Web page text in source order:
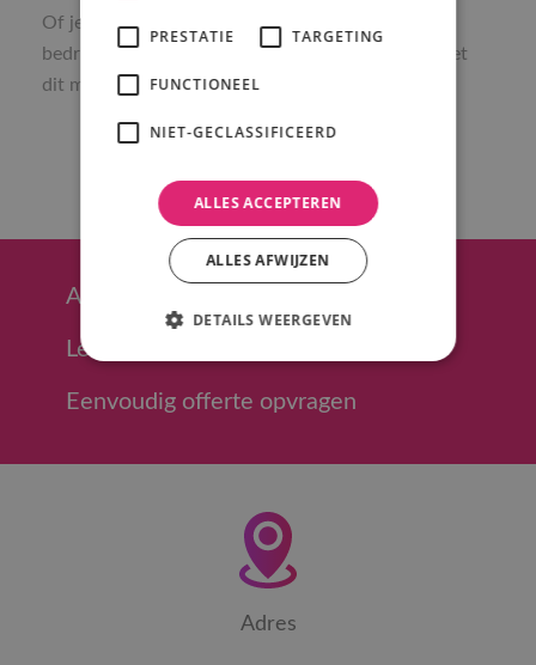
Of je nu een romantische bruiloft, een exclusief
bedrijfsfeest of een modieus event organiseert met
dit meubel maak je gegarandeerd indruk.
Afhalen in Hoeven (regio Breda)
Levering in heel NL mogelijk
Eenvoudig offerte opvragen
Adres
PRESTATIE TARGETING
FUNCTIONEEL
NIET-GECLASSIFICEERD
ALLES ACCEPTEREN
ALLES AFWIJZEN
DETAILS WEERGEVEN